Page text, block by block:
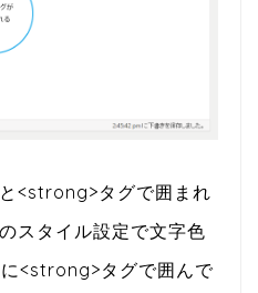
<strong>タグで囲まれ
スタイル設定で文字色
<strong>タグで囲んで